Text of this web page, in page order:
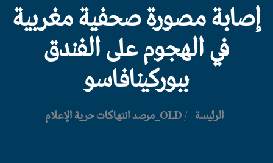
إصابة مصورة صحفية مغربية
في الهجوم على الفندق
ببوركينافاسو
الرئيسة /OLD_مرصد انتهاكات حرية الإعلام